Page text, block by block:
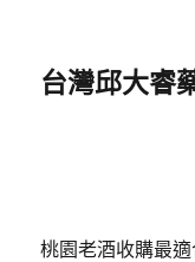
台灣邱大睿
桃園老酒收購最